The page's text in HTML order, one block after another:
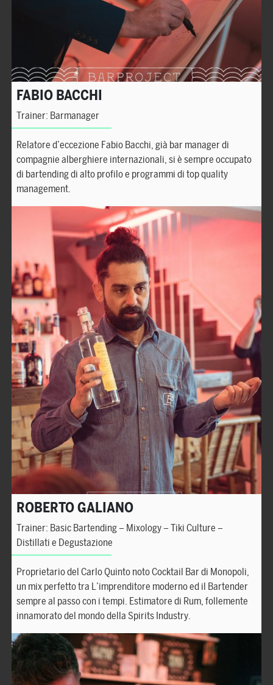
FABIO BACCHI
Trainer: Barmanager
Relatore d’eccezione Fabio Bacchi, già bar manager di
compagnie alberghiere internazionali, si è sempre occupato
di bartending di alto profilo e programmi di top quality
management.
ROBERTO GALIANO
Trainer: Basic Bartending – Mixology – Tiki Culture –
Distillati e Degustazione
Proprietario del Carlo Quinto noto Cocktail Bar di Monopoli,
un mix perfetto tra L’imprenditore moderno ed il Bartender
sempre al passo con i tempi. Estimatore di Rum, follemente
innamorato del mondo della Spirits Industry.